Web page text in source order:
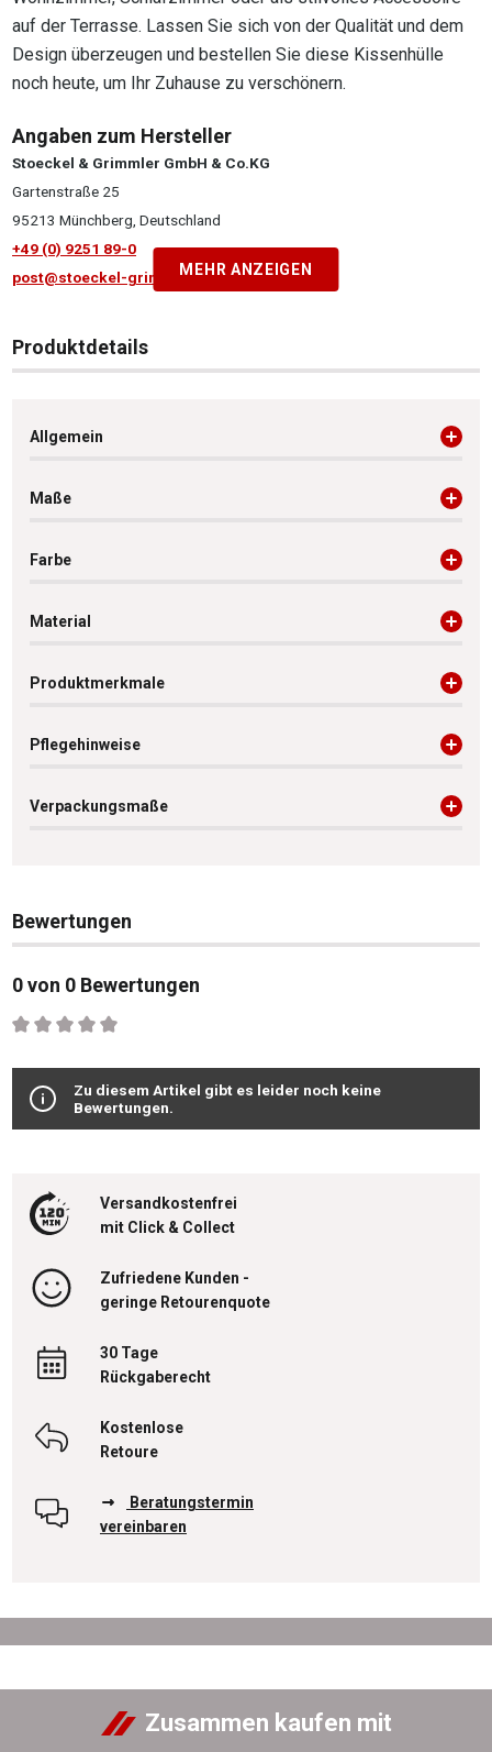
auf der Terrasse. Lassen Sie sich von der Qualität und dem
Design überzeugen und bestellen Sie diese Kissenhülle
noch heute, um Ihr Zuhause zu verschönern.
Angaben zum Hersteller
Stoeckel & Grimmler GmbH & Co.KG
Gartenstraße 25
95213 Münchberg, Deutschland
+49 (0) 9251 89-0
post@stoeckel-grimmler.deMEHR ANZEIGEN
Produktdetails
Allgemein
Maße
Farbe
Material
Produktmerkmale
Pflegehinweise
Verpackungsmaße
Bewertungen
0 von 0 Bewertungen
Durchschnittliche Bewertung von 0 von 5 Sternen
Zu diesem Artikel gibt es leider noch keine
Bewertungen.
Versandkostenfrei
mit Click & Collect
Zufriedene Kunden -
geringe Retourenquote
30 Tage
Rückgaberecht
Kostenlose
Retoure
Beratungstermin
vereinbaren
Zusammen kaufen mit